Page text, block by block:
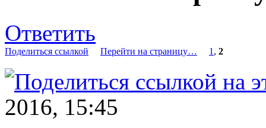
Ответить
Поделиться ссылкой Перейти на страницу… 1 , 2
2016, 15:45